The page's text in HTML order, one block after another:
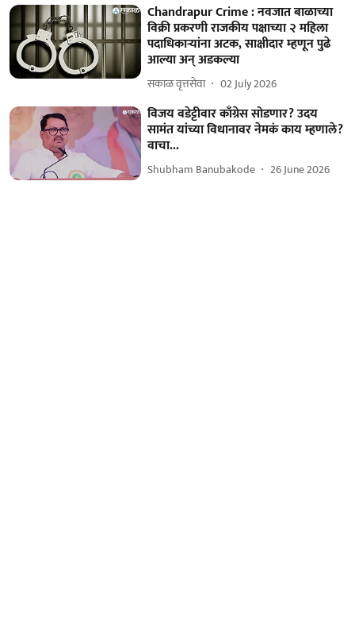
Chandrapur Crime : नवजात बाळाच्या
विक्री प्रकरणी राजकीय पक्षाच्या २ महिला
पदाधिकाऱ्यांना अटक, साक्षीदार म्हणून पुढे
आल्या अन् अडकल्या
सकाळ वृत्तसेवा 02 July 2026
विजय वडेट्टीवार काँग्रेस सोडणार? उदय
सामंत यांच्या विधानावर नेमकं काय म्हणाले?
वाचा...
Shubham Banubakode 26 June 2026